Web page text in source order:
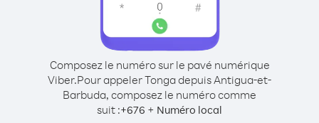
Composez le numéro sur le pavé numérique
Viber.Pour appeler Tonga depuis Antigua-et-
Barbuda, composez le numéro comme
suit :+676 + Numéro local